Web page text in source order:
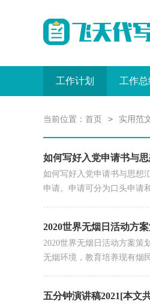
工作计划 工作
当前位置： 首页 > 实用范
如何写好入党申请书与
如何写好入党申请书与思想
申请。申请可分为口头申请
2020世界无烟日活动方
2020世界无烟日活动方案策
无烟环境，教育培养现有烟
五分钟演讲稿2021[本文